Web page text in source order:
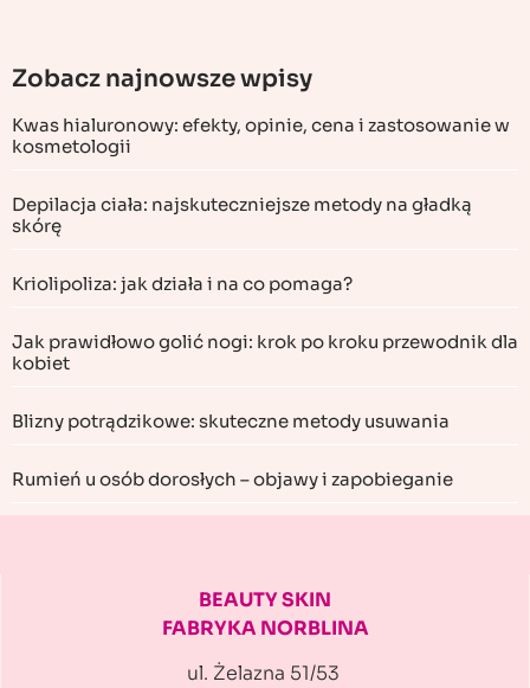
Zobacz najnowsze wpisy
Kwas hialuronowy: efekty, opinie, cena i zastosowanie w
kosmetologii
Depilacja ciała: najskuteczniejsze metody na gładką
skórę
Kriolipoliza: jak działa i na co pomaga?
Jak prawidłowo golić nogi: krok po kroku przewodnik dla
kobiet
Blizny potrądzikowe: skuteczne metody usuwania
Rumień u osób dorosłych – objawy i zapobieganie
BEAUTY SKIN
FABRYKA NORBLINA
ul. Żelazna 51/53